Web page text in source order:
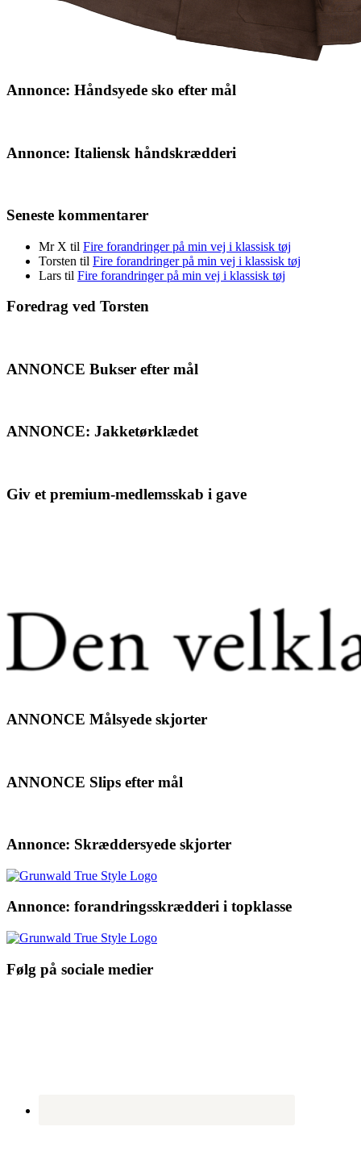
Annonce: Håndsyede sko efter mål
Annonce: Italiensk håndskrædderi
Seneste kommentarer
Mr X til Fire forandringer på min vej i klassisk tøj
Torsten til Fire forandringer på min vej i klassisk tøj
Lars til Fire forandringer på min vej i klassisk tøj
Foredrag ved Torsten
ANNONCE Bukser efter mål
ANNONCE: Jakketørklædet
Giv et premium-medlemsskab i gave
ANNONCE Målsyede skjorter
ANNONCE Slips efter mål
Annonce: Skræddersyede skjorter
Annonce: forandringsskrædderi i topklasse
Følg på sociale medier